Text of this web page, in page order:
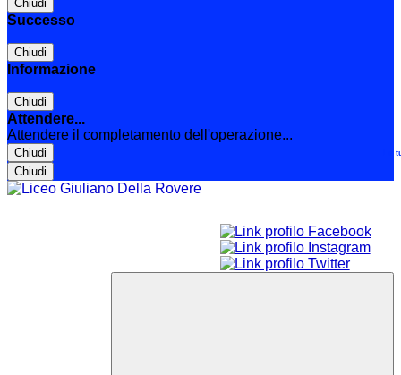
Chiudi
Successo
Chiudi
Informazione
Chiudi
Attendere...
Attendere il completamento dell'operazione...
Chiudi
Chiudi
Le